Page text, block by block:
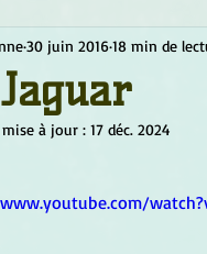
Champignons
de Bach Géométrie
30 juin 201618 min de
à jour : 17 déc. 2024